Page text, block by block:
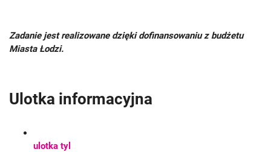
Zadanie jest realizowane dzięki dofinansowaniu z budżetu
Miasta Łodzi.
Ulotka informacyjna
ulotka tyl